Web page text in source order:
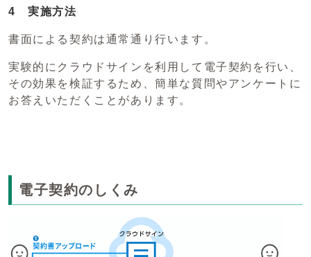
4 実施方法
書面による契約は通常通り行います。
実験的にクラウドサインを利用して電子契約を行い、
その効果を検証するため、簡単な質問やアンケートに
お答えいただくことがあります。
電子契約のしくみ